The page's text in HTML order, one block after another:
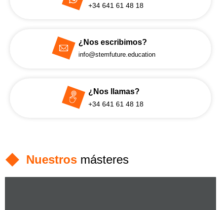
+34 641 61 48 18
¿Nos escribimos?
info@stemfuture.education
¿Nos llamas?
+34 641 61 48 18
Nuestrosmásteres